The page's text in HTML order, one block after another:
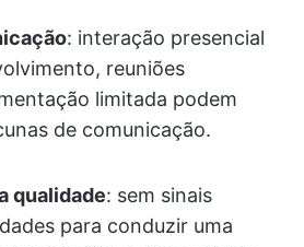
: interação presencial
reuniões
limitada podem
de comunicação.
qualidade: sem sinais
para conduzir uma